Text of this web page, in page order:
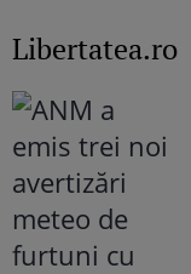
Libertatea.ro